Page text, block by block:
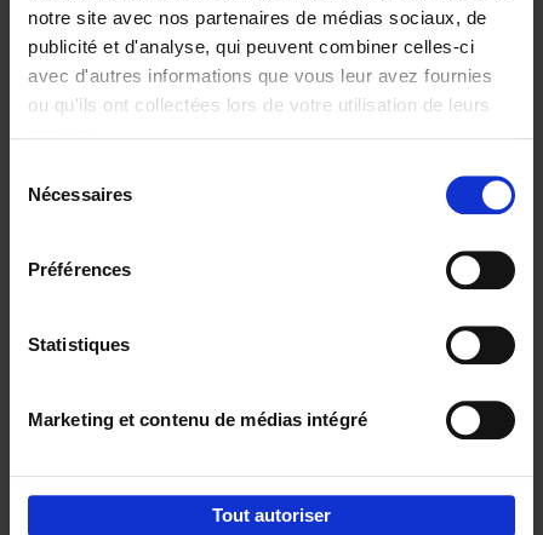
notre site avec nos partenaires de médias sociaux, de
publicité et d'analyse, qui peuvent combiner celles-ci
avec d'autres informations que vous leur avez fournies
ou qu'ils ont collectées lors de votre utilisation de leurs
Nécessaires
Préférences
Statistiques
Marketing et contenu de médias intégré
Tout autoriser
€37,50
Building Bonds = Building